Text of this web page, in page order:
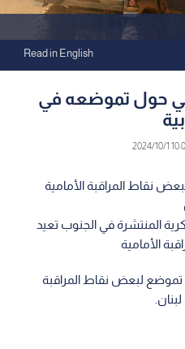
Read in English
حول تموضعه في
10:08
نقاط المراقبة الأمامية
المنتشرة في الجنوب تعيد
الأمامية
تموضع لبعض نقاط المراقبة